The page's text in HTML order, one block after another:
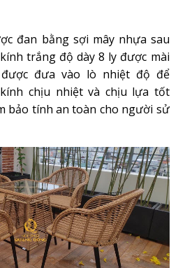
đan bằng sợi mây nhựa sau
trắng độ dày 8 ly được mài
đưa vào lò nhiệt độ để
chịu nhiệt và chịu lựa tốt
bảo tính an toàn cho người sử